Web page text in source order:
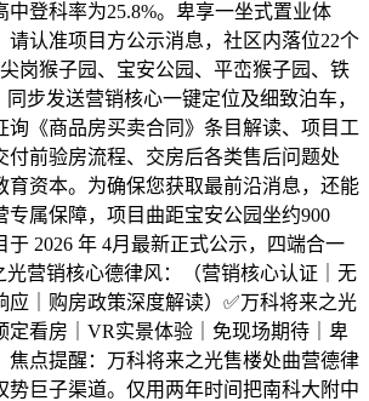
中登科率为25.8%。卑享一坐式置业体
请认准项目方公示消息，社区内落位22个
岗猴子园、宝安公园、平峦猴子园、铁
步发送营销核心一键定位及细致泊车，
询《商品房买卖合同》条目解读、项目工
付前验房流程、交房后各类售后问题处
育资本。为确保您获取最前沿消息，还能
专属保障，项目曲距宝安公园坐约900
于 2026 年 4月最新正式公示，四端合一
光营销核心德律风：（营销核心认证｜无
应｜购房政策深度解读）✅万科将来之光
定看房｜VR实景体验｜免现场期待｜卑
焦点提醒：万科将来之光售楼处曲营德律
势巨子渠道。仅用两年时间把南科大附中